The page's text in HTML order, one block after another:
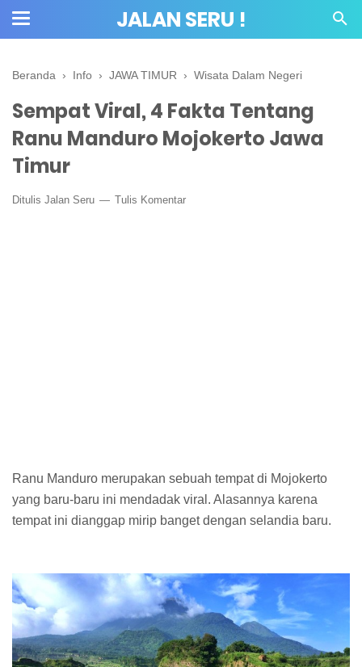
JALAN SERU !
Beranda › Info › JAWA TIMUR › Wisata Dalam Negeri
Sempat Viral, 4 Fakta Tentang
Ranu Manduro Mojokerto Jawa
Timur
Ditulis Jalan Seru Tulis Komentar
Ranu Manduro merupakan sebuah tempat di Mojokerto
yang baru-baru ini mendadak viral. Alasannya karena
tempat ini dianggap mirip banget dengan selandia baru.